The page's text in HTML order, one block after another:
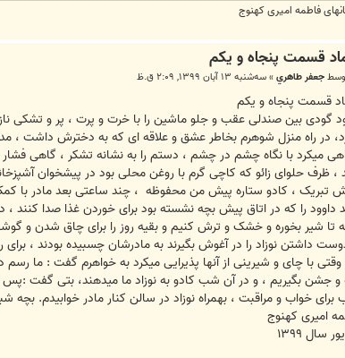
فاطمه امیری کهنوج
قسمت پنجاه و یکم
جعفر طاهري»سه‌شنبه ۱۳ آبان ۱۳۹۹, ۲:۰۹ ق.ظ
قسمت پنجاه و یکم
گودی بین صندلی عقب و جلو ماشین را با خرت و پرت ، پر و تشکی
در راه منزل شوهرم بخاطر عشق و علاقه ای که به دخترش داشت ،
میکرد با نگاه چشم در چشم ، دستم را به نشانه تشکر ، گاهی
، ظرف حلوای زائو که کاچی گرم با روغن محلی بود در پیشخوان
تبریک ، کادو ستاره پیش من محفوظه ، چند ساعتی بعد مادر با
داوود را که در اتاق پیش بچه نشسته بود برای خوردن غذا صدا کنند ،
تا شیر بخوره و خشک و ترش کنیم و بقیه روز را برای چاق شدن و
داشتن نوزاد را در آغوش بگیرند به مادرشان چسبیده بودند ،
وقتی با چای و شیرینی از آنها پذیرایی میکرد به خواهرم گفت : ما
و جشن بگیریم ، و در آن شب کادو به نوزاد ما میدهند، بتی گفت
برای خواب و مراقبت ، بهمراه نوزاد در سالن کنار مادر خوابیدم. بچه
امیری کهنوج
سال ۱۳۹۹